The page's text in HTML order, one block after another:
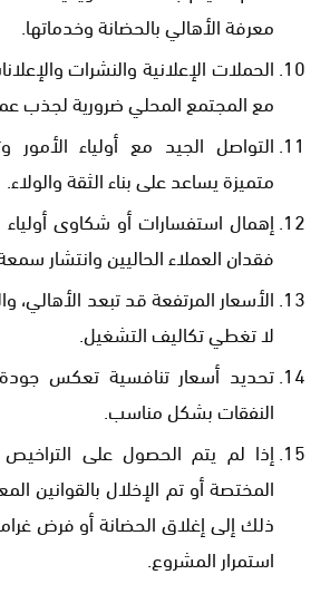
معرفة الأهالي بالحضانة وخدماتها.
الحملات الإعلانية والنشرات
مع المجتمع المحلي ضرورية لجذب
التواصل الجيد مع أولياء
متميزة يساعد على بناء الثقة والولاء.
إهمال استفسارات أو شكاوى
فقدان العملاء الحاليين وانتشار
الأسعار المرتفعة قد تبعد الأهالي،
لا تغطي تكاليف التشغيل.
تحديد أسعار تنافسية تعكس
النفقات بشكل مناسب.
إذا لم يتم الحصول على
المختصة أو تم الإخلال بالقوانين
ذلك إلى إغلاق الحضانة أو فرض
استمرار المشروع.